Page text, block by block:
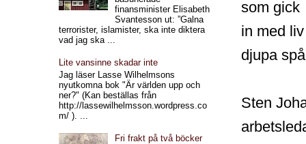
som gick
in med
djupa
Sten
finansminister Elisabeth
Svantesson ut: ”Galna
terrorister, islamister, ska inte diktera
vad jag ska ...
Lite vansinne skadar inte
Jag läser Lasse Wilhelmsons
nyutkomna bok "Är världen upp och
ner?" (Kan beställas från
http://lassewilhelmsson.wordpress.co
m/ ). ...
Fri frakt på två böcker